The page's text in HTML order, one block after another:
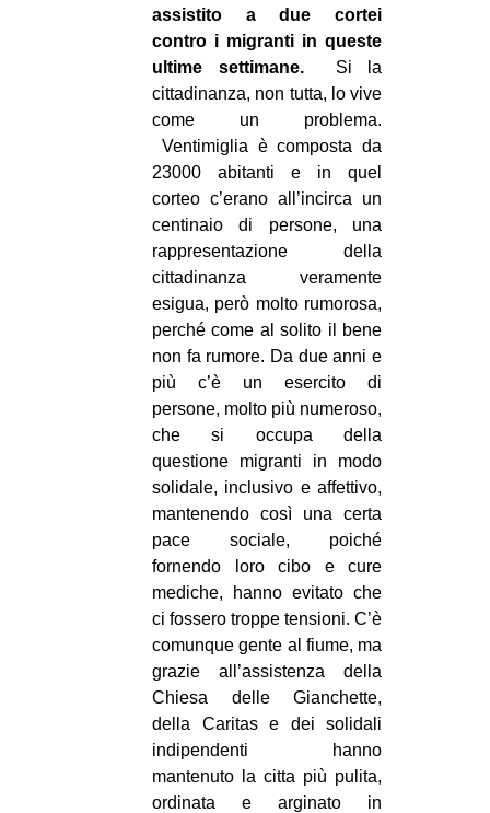
assistito a due cortei
contro i migranti in queste
ultime settimane. Si la
cittadinanza, non tutta, lo vive
come un problema.
Ventimiglia è composta da
23000 abitanti e in quel
corteo c’erano all’incirca un
centinaio di persone, una
rappresentazione della
cittadinanza veramente
esigua, però molto rumorosa,
perché come al solito il bene
non fa rumore. Da due anni e
più c’è un esercito di
persone, molto più numeroso,
che si occupa della
questione migranti in modo
solidale, inclusivo e affettivo,
mantenendo così una certa
pace sociale, poiché
fornendo loro cibo e cure
mediche, hanno evitato che
ci fossero troppe tensioni. C’è
comunque gente al fiume, ma
grazie all’assistenza della
Chiesa delle Gianchette,
della Caritas e dei solidali
indipendenti hanno
mantenuto la citta più pulita,
ordinata e arginato in